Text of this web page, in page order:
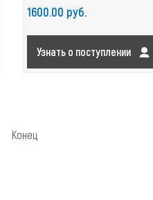
1600.00 руб.
Узнать о поступлении
Конец